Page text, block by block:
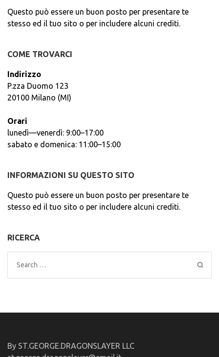
Questo può essere un buon posto per presentare te
stesso ed il tuo sito o per includere alcuni crediti.
COME TROVARCI
Indirizzo
P.zza Duomo 123
20100 Milano (MI)
Orari
lunedì—venerdì: 9:00–17:00
sabato e domenica: 11:00–15:00
INFORMAZIONI SU QUESTO SITO
Questo può essere un buon posto per presentare te
stesso ed il tuo sito o per includere alcuni crediti.
RICERCA
Search
for:
By ST.GEORGE.DRAGONSLAYER LLC